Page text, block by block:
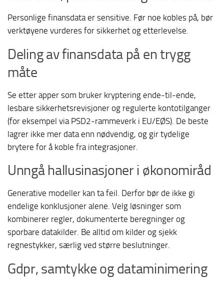
Personlige finansdata er sensitive. Før noe kobles på, bør
verktøyene vurderes for sikkerhet og etterlevelse.
Deling av finansdata på en trygg
måte
Se etter apper som bruker kryptering ende-til-ende,
lesbare sikkerhetsrevisjoner og regulerte kontotilganger
(for eksempel via PSD2-rammeverk i EU/EØS). De beste
lagrer ikke mer data enn nødvendig, og gir tydelige
brytere for å koble fra integrasjoner.
Unngå hallusinasjoner i økonomiråd
Generative modeller kan ta feil. Derfor bør de ikke gi
endelige konklusjoner alene. Velg løsninger som
kombinerer regler, dokumenterte beregninger og
sporbare datakilder. Be alltid om kilder og sjekk
regnestykker, særlig ved større beslutninger.
Gdpr, samtykke og dataminimering